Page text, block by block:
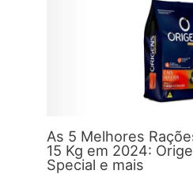
As 5 Melhores
15 Kg em 2024:
Special e mais